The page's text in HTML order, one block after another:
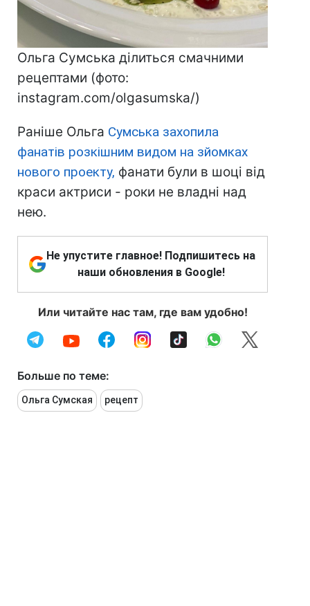
Ольга Сумська ділиться смачними
рецептами (фото:
instagram.com/olgasumska/)
Раніше Ольга Сумська захопила
фанатів розкішним видом на зйомках
нового проекту, фанати були в шоці від
краси актриси - роки не владні над
нею.
Не упустите главное! Подпишитесь на
наши обновления в Google!
Или читайте нас там, где вам удобно!
Больше по теме:
Ольга Сумская рецепт